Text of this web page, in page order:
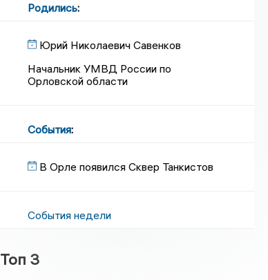
Родились:
Юрий Николаевич Савенков
Начальник УМВД России по
Орловской области
События:
В Орле появился Сквер Танкистов
События недели
Топ 3